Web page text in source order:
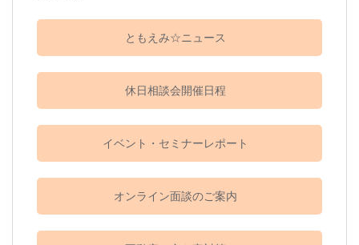
ともえみ☆ニュース
休日相談会開催日程
イベント・セミナーレポート
オンライン面談のご案内